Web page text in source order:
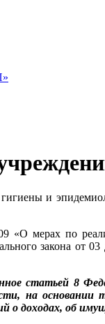
и
мерах по
закона от
статьей 8
основании
о доходах, об